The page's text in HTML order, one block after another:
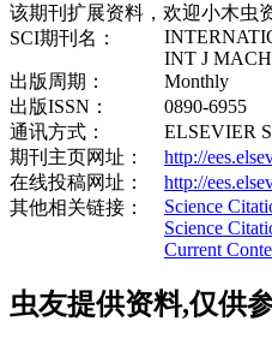
该期刊扩展资料，欢迎小木虫
SCI期刊名：
INT J
出版周期：
Monthly
出版ISSN：
0890-6955
通讯方式：
ELSEVIER
期刊主页网址：
http://
在线投稿网址：
http://
其他相关链接：
Science
Science
Current
虫友提供资料,仅供